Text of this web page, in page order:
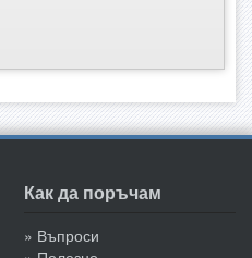
Как да поръчам
» Въпроси